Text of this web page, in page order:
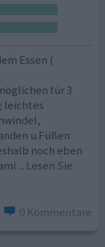
Essen (
für 3
leichtes
u.Füßen
noch eben
... Lesen Sie
0 Kommentare